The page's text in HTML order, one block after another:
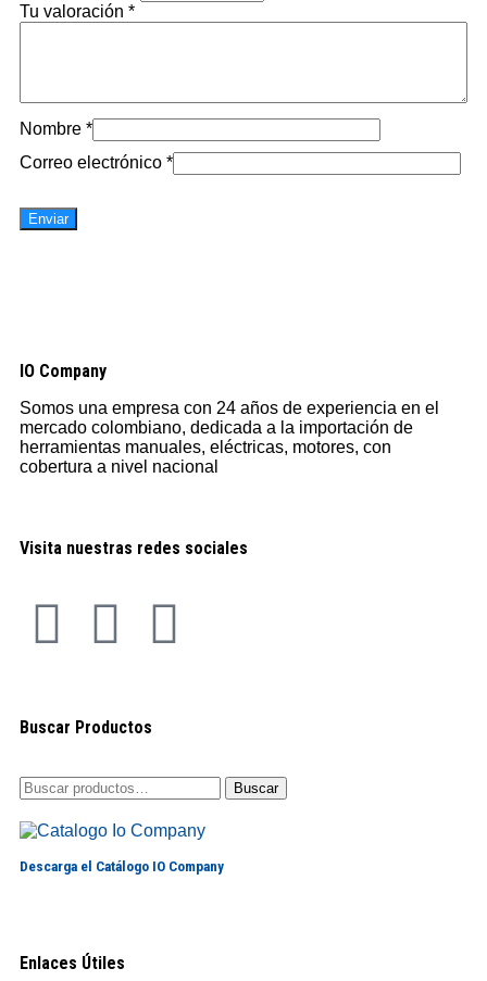
Tu valoración *
Nombre *
Correo electrónico *
IO Company
Somos una empresa con 24 años de experiencia en el
mercado colombiano, dedicada a la importación de
herramientas manuales, eléctricas, motores, con
cobertura a nivel nacional
Visita nuestras redes sociales
Buscar Productos
Buscar
Descarga el Catálogo IO Company
Enlaces Útiles